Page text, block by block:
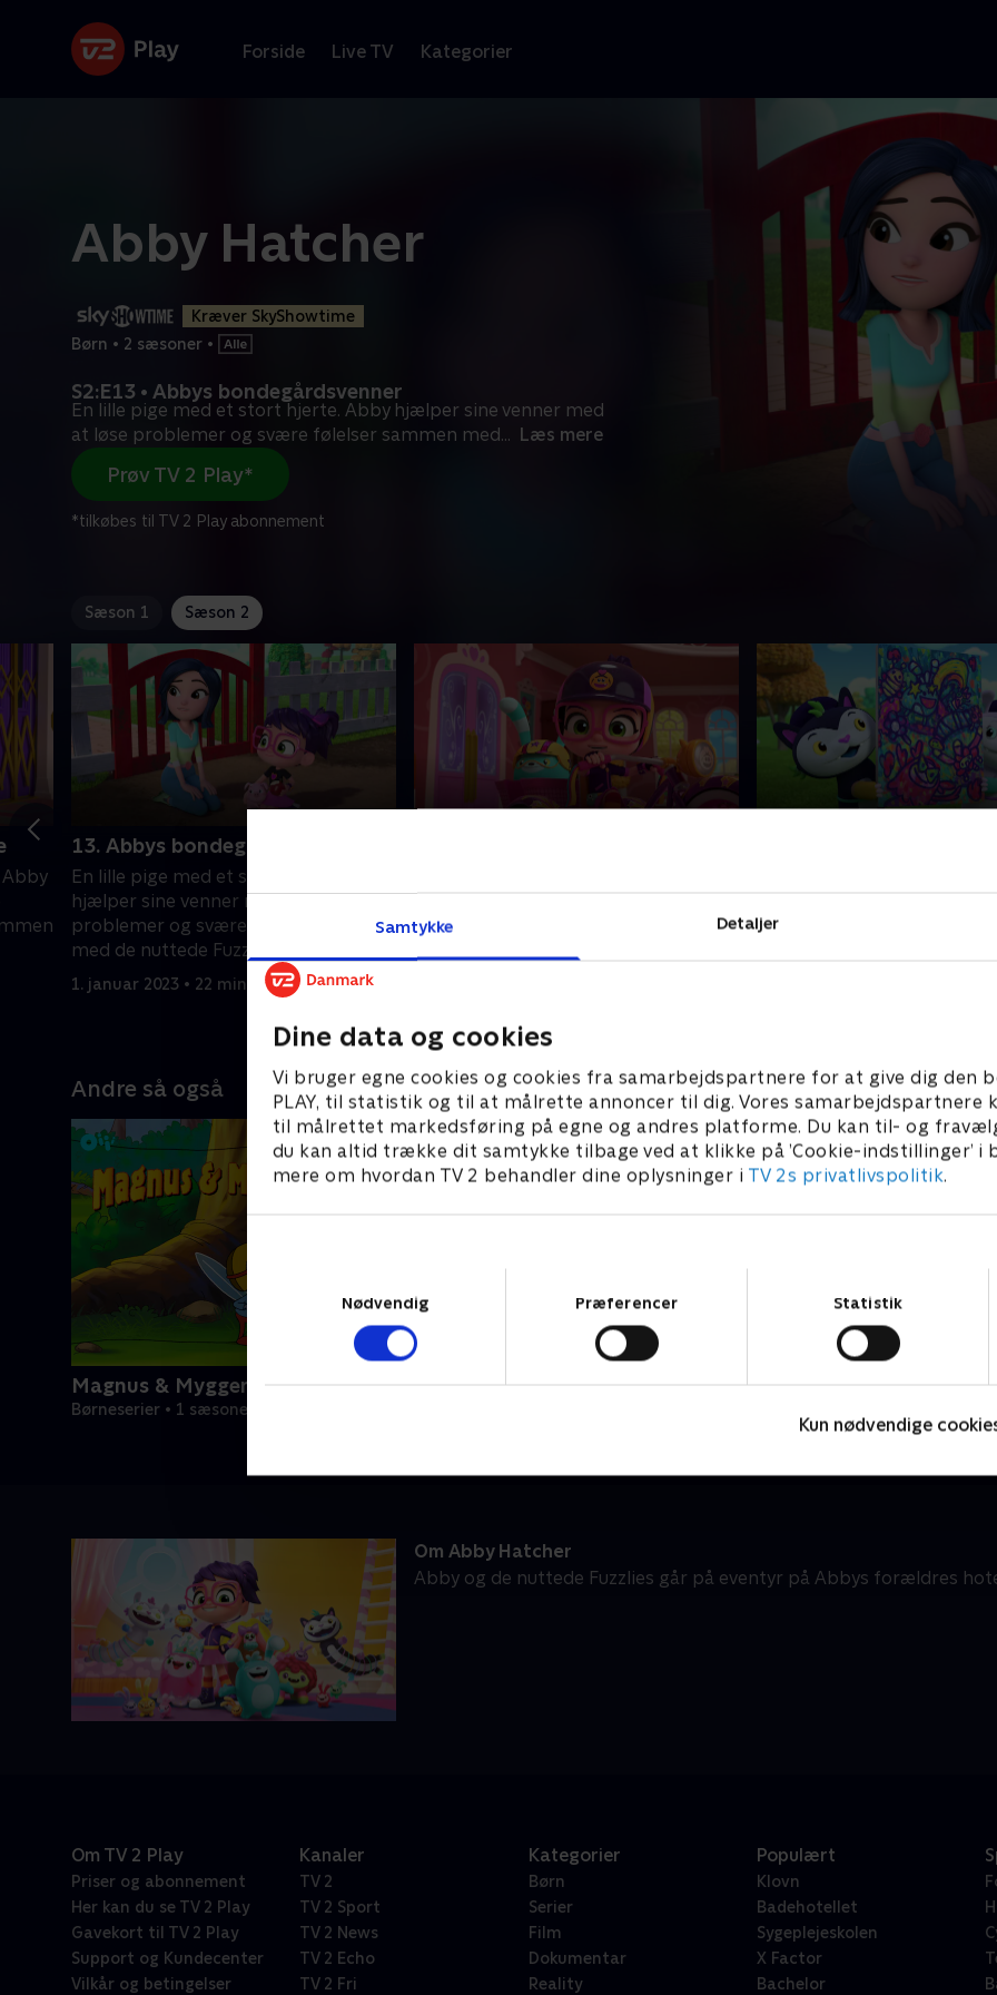
Samtykke Detaljer
Dine data og cookies
Vi bruger egne cookies og cookies fra samarbejdspartnere for at give dig den
PLAY, til statistik og til at målrette annoncer til dig. Vores samarbejdspartnere
til målrettet markedsføring på egne og andres platforme. Du kan til- og
du kan altid trække dit samtykke tilbage ved at klikke på ’Cookie-indstillinger’ i
mere om hvordan TV 2 behandler dine oplysninger i TV 2s privatlivspolitik.
Nødvendig
Præferencer Statistik
Kun nødvendige
Forside Live TV Kategorier
Abby Hatcher
Kræver SkyShowtime
Børn • 2 sæsoner •
S2:E13 • Abbys bondegårdsvenner
En lille pige med et stort hjerte. Abby hjælper sine venner med
at løse problemer og svære følelser sammen med... Læs mere
Prøv TV 2 Play*
*tilkøbes til TV 2 Play abonnement
Sæson 1 Sæson 2
13. Abbys bondegårdsvenner
En lille pige med et stort hjerte. Abby
hjælper sine venner med at løse
problemer og svære følelser sammen
med de nuttede Fuzzlies.
1. januar 2023 • 22 min
En lille pige med et stort hjerte. Abby
hjælper sine venner med at løse
problemer og svære
Andre så også
Magnus & Myggen
Børneserier • 1 sæsoner
Om Abby Hatcher
Abby og de nuttede Fuzzlies går på eventyr på Abbys forældres
Om TV 2 Play
Priser og abonnement
Her kan du se TV 2 Play
Gavekort til TV 2 Play
Support og Kundecenter
Vilkår og betingelser
Kanaler
TV 2
TV 2 Sport
TV 2 News
TV 2 Echo
TV 2 Fri
Kategorier
Børn
Serier
Film
Dokumentar
Reality
Populært
Klovn
Badehotellet
Sygeplejeskolen
X Factor
Bachelor